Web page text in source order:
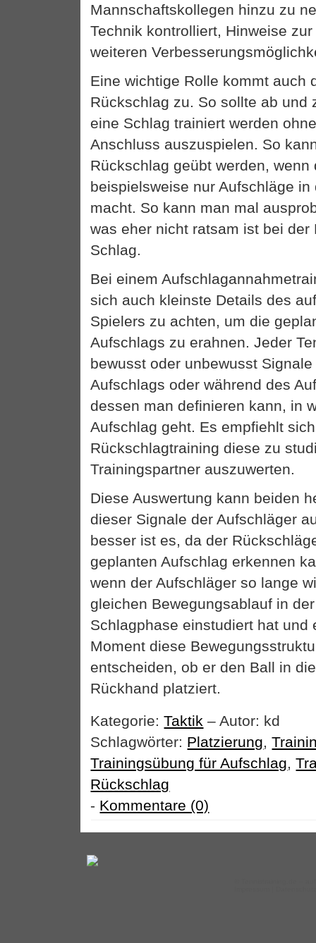
Mannschaftskollegen hinzu zu
Technik kontrolliert, Hinweise
weiteren
Eine wichtige Rolle kommt auch
Rückschlag zu. So sollte ab und
eine Schlag trainiert werden
Anschluss auszuspielen. So
Rückschlag geübt werden, wenn
beispielsweise nur Aufschläge in
macht. So kann man mal
was eher nicht ratsam ist bei
Schlag.
Bei einem
sich auch kleinste Details des
Spielers zu achten, um die
Aufschlags zu erahnen. Jeder
bewusst oder unbewusst
Aufschlags oder während des
dessen man definieren kann, in
Aufschlag geht. Es empfiehlt
Rückschlagtraining diese zu
Trainingspartner auszuwerten.
Diese Auswertung kann beiden
dieser Signale der Aufschläger
besser ist es, da der
geplanten Aufschlag erkennen
wenn der Aufschläger so lange
gleichen Bewegungsablauf in
Schlagphase einstudiert hat und
Moment diese
entscheiden, ob er den Ball in
Rückhand platziert.
Kategorie:Taktik – Autor: kd
Schlagwörter: Platzierung,
Trainingsübung für Aufschlag,
Rückschlag
- Kommentare (0)